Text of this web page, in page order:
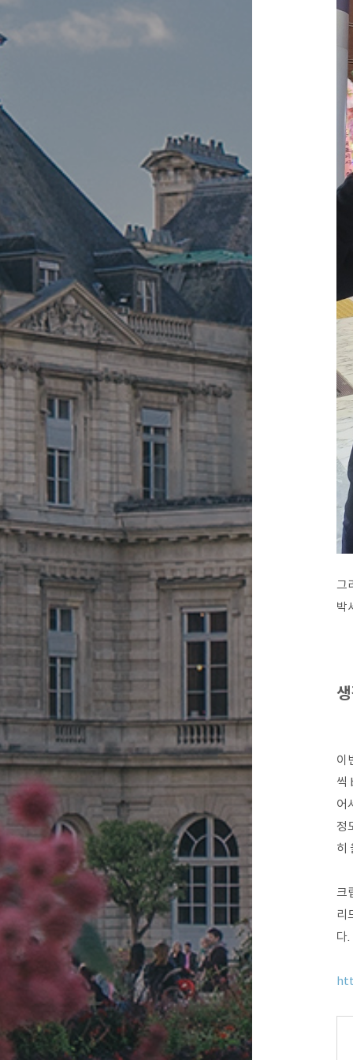
그
박
이
씩
어
정
히
크
리
다.